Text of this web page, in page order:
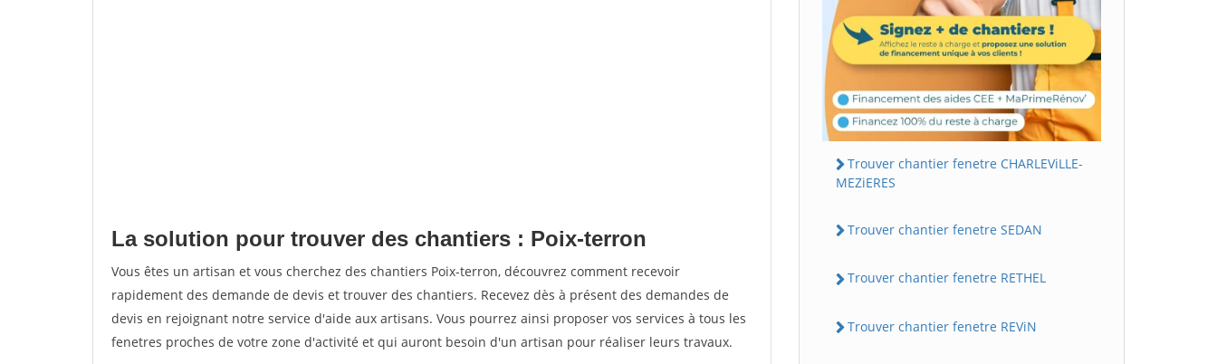
La solution pour trouver des chantiers : Poix-terron
Vous êtes un artisan et vous cherchez des chantiers Poix-terron, découvrez comment recevoir
rapidement des demande de devis et trouver des chantiers. Recevez dès à présent des demandes de
devis en rejoignant notre service d'aide aux artisans. Vous pourrez ainsi proposer vos services à tous les
fenetres proches de votre zone d'activité et qui auront besoin d'un artisan pour réaliser leurs travaux.
Trouver chantier fenetre CHARLEViLLE-
MEZiERES
Trouver chantier fenetre SEDAN
Trouver chantier fenetre RETHEL
Trouver chantier fenetre REViN